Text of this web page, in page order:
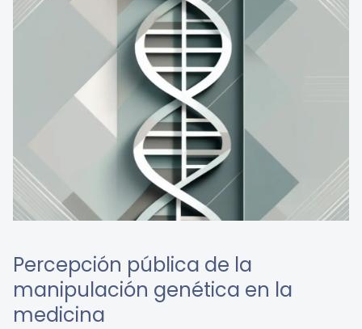
Percepción pública de la
manipulación genética en la
medicina